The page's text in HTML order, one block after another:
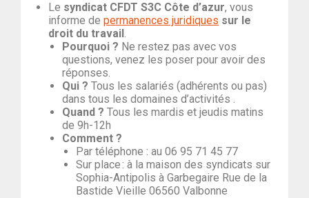
Le syndicat CFDT S3C Côte d’azur, vous
informe de permanences juridiques sur le
droit du travail.
Pourquoi ? Ne restez pas avec vos
questions, venez les poser pour avoir des
réponses.
Qui ? Tous les salariés (adhérents ou pas)
dans tous les domaines d’activités .
Quand ? Tous les mardis et jeudis matins
de 9h-12h
Comment ?
Par téléphone : au 06 95 71 45 77
Sur place : à la maison des syndicats sur
Sophia-Antipolis à Garbegaire Rue de la
Bastide Vieille 06560 Valbonne